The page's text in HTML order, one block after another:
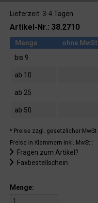
Lieferzeit: 3-4 Tagen
Artikel-Nr.: 38.2710
Menge ohne MwSt.
bis 9
ab 10
ab 25
ab 50
* Preise zzgl. gesetzlicher MwSt.
Preise in Klammern inkl. MwSt.:
Fragen zum Artikel?
Faxbestellschein
Menge: